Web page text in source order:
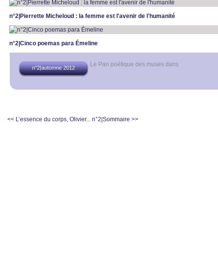
n°2|Pierrette Micheloud : la femme est l'avenir de l'humanité
n°2|Cinco poemas para Émeline
Le Pan poétique des muses dans
n°2|automne 2012
<< L’essence du corps, Olivier... n°2|Sommaire >>